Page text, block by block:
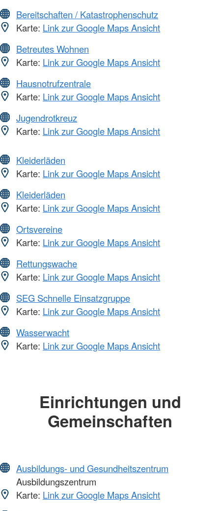
Bereitschaften / Katastrophenschutz
Karte: Link zur Google Maps Ansicht
Betreutes Wohnen
Karte: Link zur Google Maps Ansicht
Hausnotrufzentrale
Karte: Link zur Google Maps Ansicht
Jugendrotkreuz
Karte: Link zur Google Maps Ansicht
Kleiderläden
Karte: Link zur Google Maps Ansicht
Kleiderläden
Karte: Link zur Google Maps Ansicht
Ortsvereine
Karte: Link zur Google Maps Ansicht
Rettungswache
Karte: Link zur Google Maps Ansicht
SEG Schnelle Einsatzgruppe
Karte: Link zur Google Maps Ansicht
Wasserwacht
Karte: Link zur Google Maps Ansicht
Einrichtungen und
Gemeinschaften
Ausbildungs- und Gesundheitszentrum
Ausbildungszentrum
Karte: Link zur Google Maps Ansicht